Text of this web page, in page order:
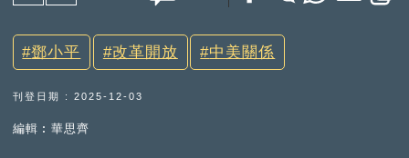
鄧小平 改革開放 中美關係
刊登日期 : 2025-12-03
編輯︰華思齊